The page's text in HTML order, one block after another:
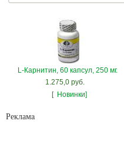
L-Карнитин, 60 капсул, 250 мг.
1.275,0 руб.
[ Новинки]
Рекламa